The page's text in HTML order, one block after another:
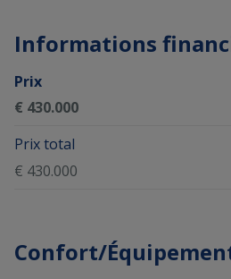
Informations
Prix
€ 430.000
Prix total
€ 430.000
Confort/